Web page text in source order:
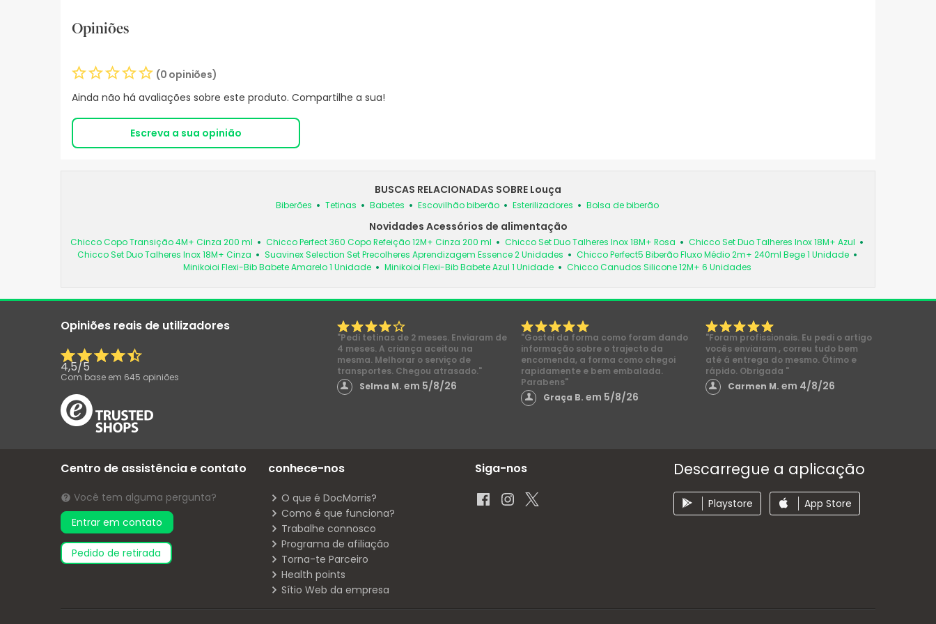
Opiniões
(0 opiniões)
Ainda não há avaliações sobre este produto. Compartilhe a sua!
Escreva a sua opinião
BUSCAS RELACIONADAS SOBRE Louça
Biberões Tetinas Babetes Escovilhão biberão Esterilizadores Bolsa de biberão
Novidades Acessórios de alimentação
Chicco Copo Transição 4M+ Cinza 200 ml Chicco Perfect 360 Copo Refeição 12M+ Cinza 200 ml Chicco Set Duo Talheres Inox 18M+ Rosa
Chicco Set Duo Talheres Inox 18M+ Azul
Chicco Set Duo Talheres Inox 18M+ Cinza
Suavinex Selection Set Precolheres Aprendizagem Essence 2 Unidades
Chicco Perfect5 Biberão Fluxo Médio 2m+ 240ml Bege 1 Unidade
Minikoioi Flexi-Bib Babete Amarelo 1 Unidade
Minikoioi Flexi-Bib Babete Azul 1 Unidade Chicco Canudos Silicone 12M+ 6 Unidades
Opiniões reais de utilizadores
4,5/5
Com base em 645 opiniões
"Pedi tetinas de 2 meses. Enviaram de
4 meses. A criança aceitou na
mesma. Melhorar o serviço de
transportes. Chegou atrasado."
Selma M. em 5/8/26
"Gostei da forma como foram dando
informação sobre o trajecto da
encomenda, a forma como chegoi
rapidamente e bem embalada.
Parabens"
Graça B.em 5/8/26
"Foram profissionais. Eu pedi o artigo
vocês enviaram , correu tudo bem
até á entrega do mesmo. Ótimo e
rápido. Obrigada "
Carmen M. em 4/8/26
Centro de assistência e contato
Você tem alguma pergunta?
Entrar em contato
pedido de retirada
conhece-nos
O que é DocMorris?
Como é que funciona?
Trabalhe connosco
Programa de afiliação
Torna-te Parceiro
Health points
Sítio Web da empresa
Siga-nos Descarregue a aplicação
Playstore App Store